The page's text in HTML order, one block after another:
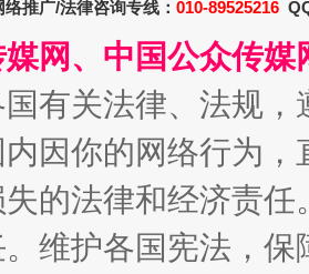
象丛生
生
推广/法律咨询专线： 010-89525216
网、中国公众传
有关法律、法规
因你的网络行为
的法律和经济责
维护各国宪法，